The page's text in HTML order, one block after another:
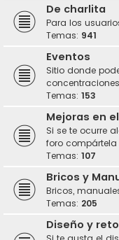
De charlita
Para los
Temas: 941
Eventos
Sitio donde
Temas: 153
Mejoras en
Si se te ocurre
foro
Temas: 107
Bricos y
Bricos,
Temas: 205
Diseño y